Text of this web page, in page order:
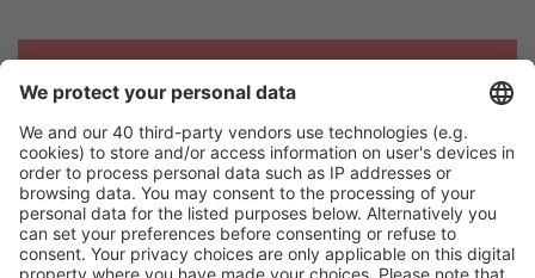
Es tut uns leid, wir können keine
Ergebnisse aufzeigen
Bitte starten Sie Ihre Suche erneut mit anderen Suchkriterien.